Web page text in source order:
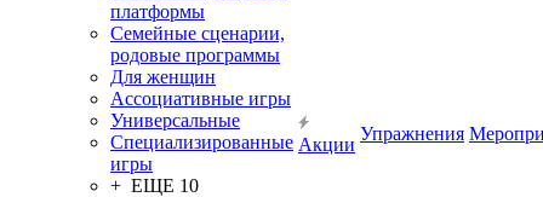
платформы
Семейные сценарии,
родовые программы
Для женщин
Ассоциативные игры
Универсальные
Специализированные
игры
+ ЕЩЕ 10
Акции
Упражнения